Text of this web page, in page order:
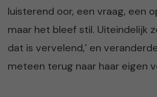
luisterend oor, een vraag, een
maar het bleef stil. Uiteindelijk
dat is vervelend,’ en
meteen terug naar haar eigen